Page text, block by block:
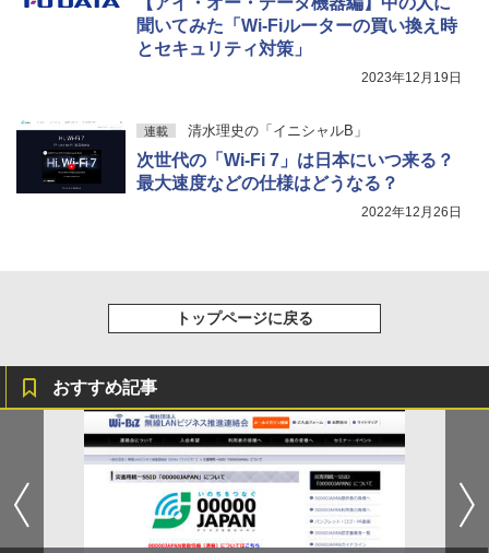
聞いてみた「Wi-Fiルーターの買い換え時
とセキュリティ対策」
2023年12月19日
連載 清水理史の「イニシャルB」
次世代の「Wi-Fi 7」は日本にいつ来る？
最大速度などの仕様はどうなる？
2022年12月26日
トップページに戻る
おすすめ記事